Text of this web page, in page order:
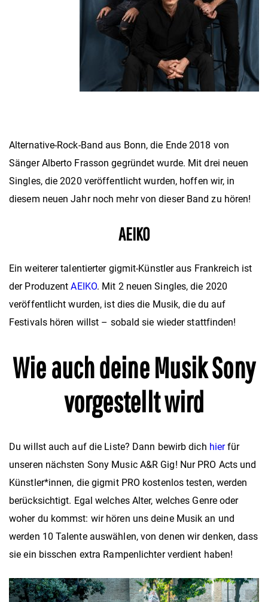
Alternative-Rock-Band aus Bonn, die Ende 2018 von
Sänger Alberto Frasson gegründet wurde. Mit drei neuen
Singles, die 2020 veröffentlicht wurden, hoffen wir, in
diesem neuen Jahr noch mehr von dieser Band zu hören!
AEIKO
Ein weiterer talentierter gigmit-Künstler aus Frankreich ist
der ProduzentAEIKO. Mit 2 neuen Singles, die 2020
veröffentlicht wurden, ist dies die Musik, die du auf
Festivals hören willst – sobald sie wieder stattfinden!
Wie auch deine Musik Sony
vorgestellt wird
Du willst auch auf die Liste? Dann bewirb dich hierfür
unseren nächsten Sony Music A&R Gig! Nur PRO Acts und
Künstler*innen, die gigmit PRO kostenlos testen, werden
berücksichtigt. Egal welches Alter, welches Genre oder
woher du kommst: wir hören uns deine Musik an und
werden 10 Talente auswählen, von denen wir denken, dass
sie ein bisschen extra Rampenlichter verdient haben!